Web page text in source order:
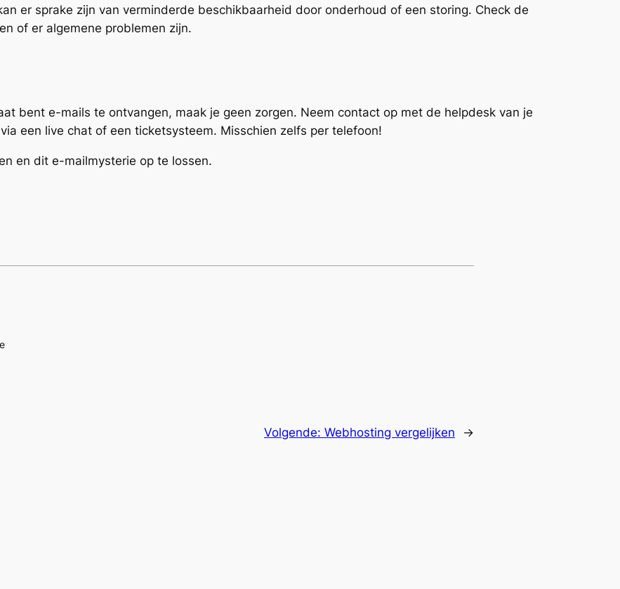
er sprake zijn van verminderde beschikbaarheid door onderhoud of een storing. Check de
of er algemene problemen zijn.
bent e-mails te ontvangen, maak je geen zorgen. Neem contact op met de helpdesk van je
een live chat of een ticketsysteem. Misschien zelfs per telefoon!
en dit e-mailmysterie op te lossen.
Volgende: Webhosting vergelijken →